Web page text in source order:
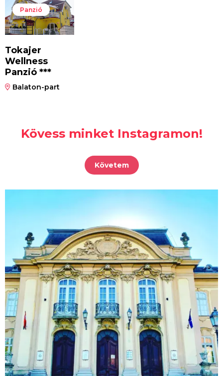
Panzió
Tokajer
Wellness
Panzió ***
Balaton-part
Kövess minket Instagramon!
Követem